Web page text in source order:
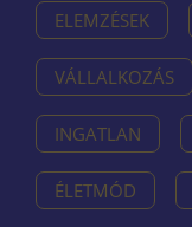
ELEMZÉSEK
VÁLLALKOZÁS
INGATLAN
ÉLETMÓD